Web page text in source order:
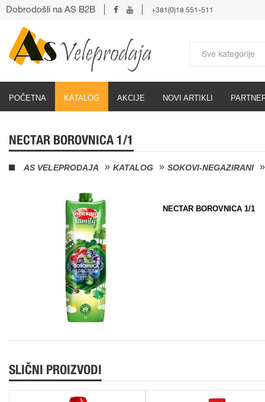
POČETNA KATALOG AKCIJE NOVI ARTIKLI
Dobrodošli na AS B2B +381(0)18 551-511
NECTAR BOROVNICA 1/1
AS VELEPRODAJA KATALOG SOKOVI-NEGAZIRANI
NECTAR BOROVNICA 1/1
SLIČNI PROIZVODI